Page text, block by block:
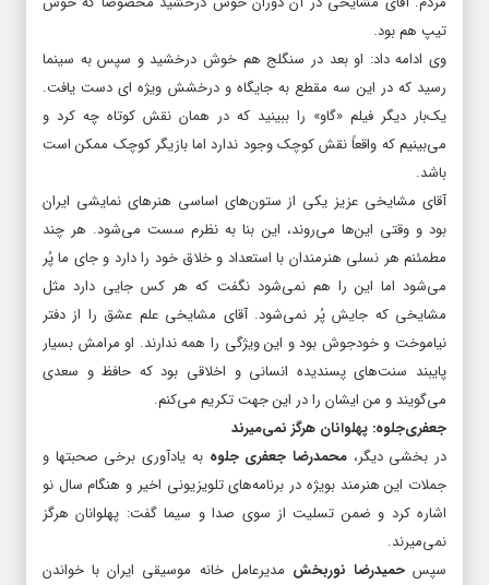
تیپ هم بود.
وی ادامه داد: او بعد در سنگلج هم خوش درخشید و سپس به سینما
رسید که در این سه مقطع به جایگاه و درخشش ویژه ای دست یافت.
یک‌بار دیگر فیلم «گاو» را ببینید که در همان نقش کوتاه چه کرد و
می‌بینیم که واقعاً نقش کوچک وجود ندارد اما بازیگر کوچک ممکن است
باشد.
آقای مشایخی عزیز یکی از ستون‌های اساسی هنرهای نمایشی ایران
بود و وقتی این‌ها می‌روند، این بنا به نظرم سست می‌شود. هر چند
مطمئنم هر نسلی هنرمندان با استعداد و خلاق خود را دارد و جای ما پُر
می‌شود اما این را هم نمی‌شود نگفت که هر کس جایی دارد مثل
مشایخی که جایش پُر نمی‌شود. آقای مشایخی علم عشق را از دفتر
نیاموخت و خودجوش بود و این ویژگی را همه ندارند. او مرامش بسیار
پایبند سنت‌های پسندیده انسانی و اخلاقی بود که حافظ و سعدی
می‌گویند و من ایشان را در این جهت تکریم می‌کنم.‌
جعفری‌جلوه: پهلوانان هرگز نمی‌میرند
در بخشی دیگر، محمدرضا جعفری جلوه به یادآوری برخی صحبتها و
جملات این هنرمند بویژه در برنامه‌های تلویزیونی اخیر و هنگام سال نو
اشاره کرد و ضمن تسلیت از سوی صدا و سیما گفت: پهلوانان هرگز
نمی‌میرند.
سپسحمیدرضا نوربخش مدیرعامل خانه موسیقی ایران با خواندن